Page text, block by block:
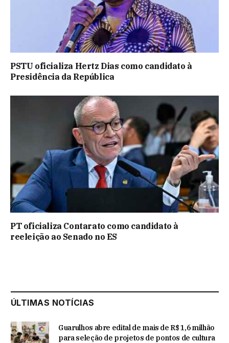
PSTU oficializa Hertz Dias como candidato à
Presidência da República
PT oficializa Contarato como candidato à
reeleição ao Senado no ES
ÚLTIMAS NOTÍCIAS
Guarulhos abre edital de mais de R$ 1,6 milhão
para seleção de projetos de pontos de cultura